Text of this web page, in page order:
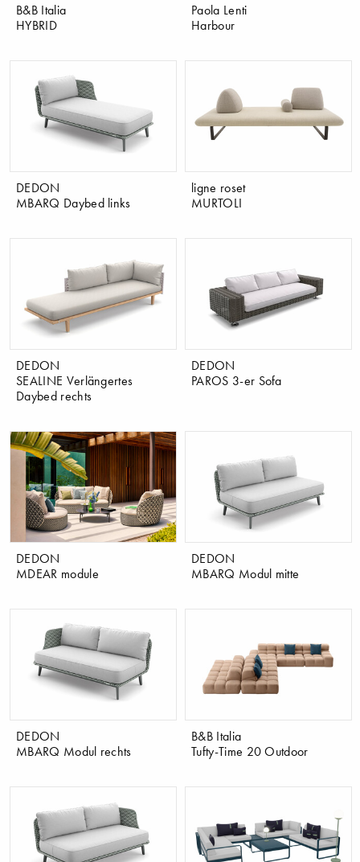
B&B Italia
HYBRID
Paola Lenti
Harbour
DEDON
MBARQ Daybed links
ligne roset
MURTOLI
DEDON
SEALINE Verlängertes
Daybed rechts
DEDON
PAROS 3-er Sofa
DEDON
MDEAR module
DEDON
MBARQ Modul mitte
DEDON
MBARQ Modul rechts
B&B Italia
Tufty-Time 20 Outdoor